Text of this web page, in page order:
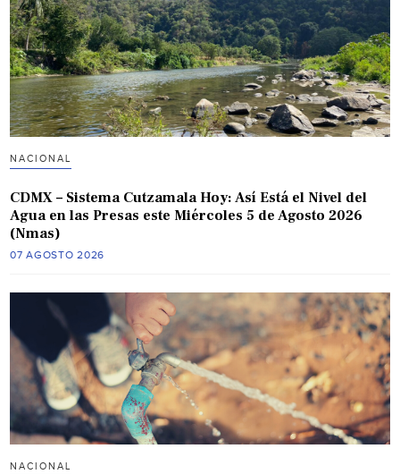
NACIONAL
CDMX – Sistema Cutzamala Hoy: Así Está el Nivel del
Agua en las Presas este Miércoles 5 de Agosto 2026
(Nmas)
07 AGOSTO 2026
NACIONAL